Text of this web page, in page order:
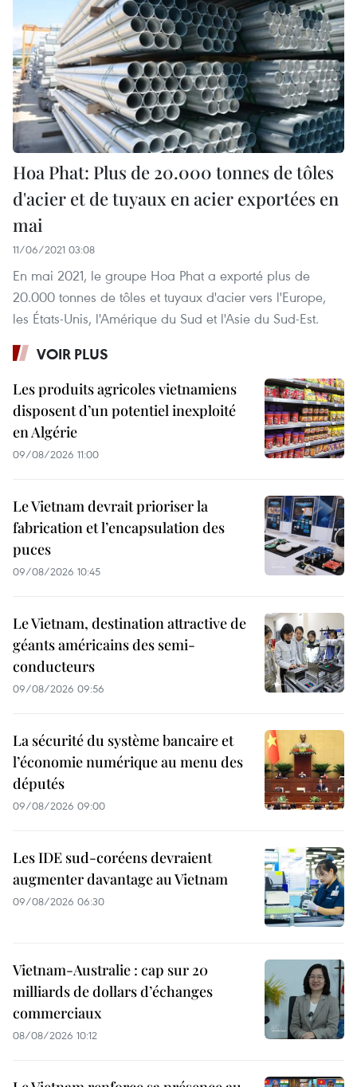
Hoa Phat: Plus de 20.000 tonnes de tôles
d'acier et de tuyaux en acier exportées en
mai
11/06/2021 03:08
En mai 2021, le groupe Hoa Phat a exporté plus de
20.000 tonnes de tôles et tuyaux d'acier vers l'Europe,
les États-Unis, l'Amérique du Sud et l'Asie du Sud-Est.
VOIR PLUS
Les produits agricoles vietnamiens
disposent d’un potentiel inexploité
en Algérie
09/08/2026 11:00
Le Vietnam devrait prioriser la
fabrication et l’encapsulation des
puces
09/08/2026 10:45
Le Vietnam, destination attractive de
géants américains des semi-
conducteurs
09/08/2026 09:56
La sécurité du système bancaire et
l’économie numérique au menu des
députés
09/08/2026 09:00
Les IDE sud-coréens devraient
augmenter davantage au Vietnam
09/08/2026 06:30
Vietnam-Australie : cap sur 20
milliards de dollars d’échanges
commerciaux
08/08/2026 10:12